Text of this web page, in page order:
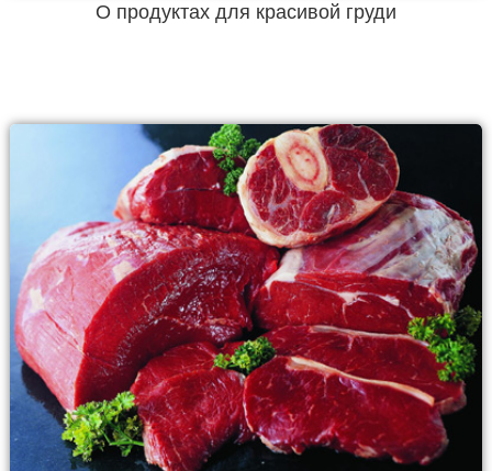
О продуктах для красивой груди